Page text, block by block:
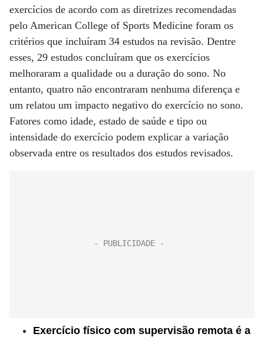
exercícios de acordo com as diretrizes recomendadas
pelo American College of Sports Medicine foram os
critérios que incluíram 34 estudos na revisão. Dentre
esses, 29 estudos concluíram que os exercícios
melhoraram a qualidade ou a duração do sono. No
entanto, quatro não encontraram nenhuma diferença e
um relatou um impacto negativo do exercício no sono.
Fatores como idade, estado de saúde e tipo ou
intensidade do exercício podem explicar a variação
observada entre os resultados dos estudos revisados.
Exercício físico com supervisão remota é a